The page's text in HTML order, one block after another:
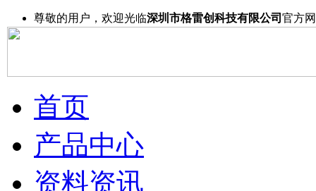
尊敬的用户，欢迎光临深圳市格雷创科技有限公司 官方
首页
产品中心
资料资讯